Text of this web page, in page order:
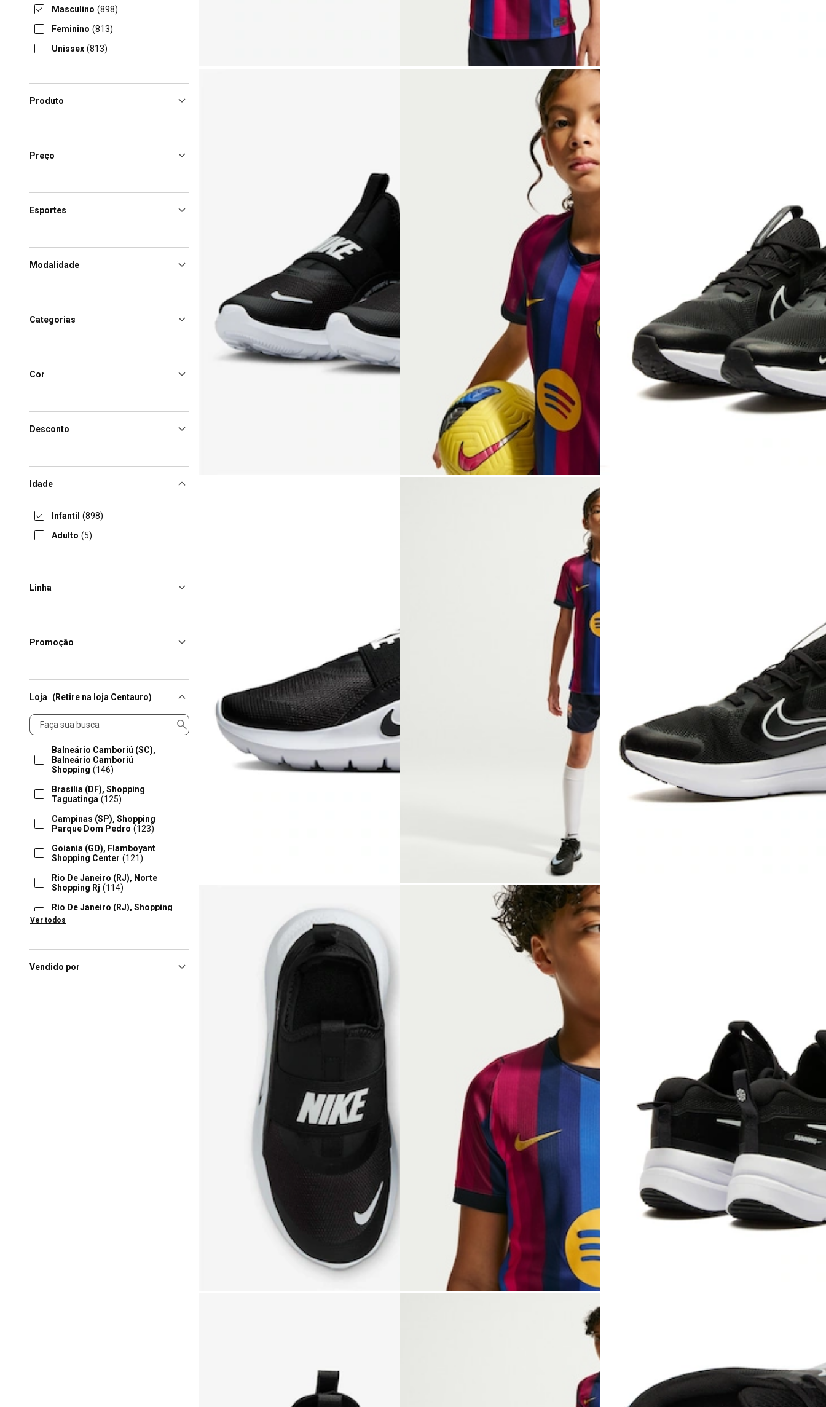
Masculino (898)
Feminino (813)
Unissex (813)
Produto
Preço
Esportes
Modalidade
Categorias
Cor
Desconto
Idade
Infantil (898)
Adulto (5)
Linha
Promoção
Loja (Retire na loja Centauro)
Loja
Balneário Camboriú (SC),
Balneário Camboriú
Shopping (146)
Brasília (DF), Shopping
Taguatinga (125)
Campinas (SP), Shopping
Parque Dom Pedro (123)
Goiania (GO), Flamboyant
Shopping Center (121)
Rio De Janeiro (RJ), Norte
Shopping Rj (114)
Rio De Janeiro (RJ), Shopping
Nova América
Curitiba (PR), Jockey Plaza
Ver todos
Vendido por